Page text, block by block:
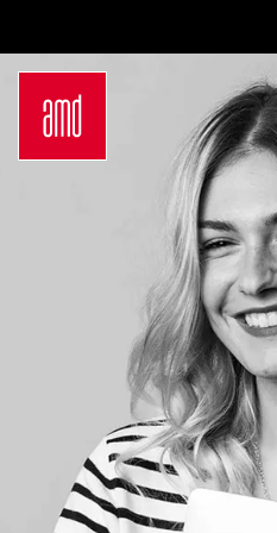
Innenarchitektur
Marken- &
Kommunikationsdesign
Designmanagement
Fashion Journalism &
Communication
Sustainability in
Creative Industries
Fashion & Design
Management
Fashion Design
Luxury Management
Generatives Design &